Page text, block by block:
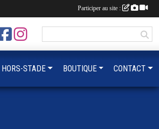
HORS-STADE BOUTIQUE CONTACT
Participer au site :